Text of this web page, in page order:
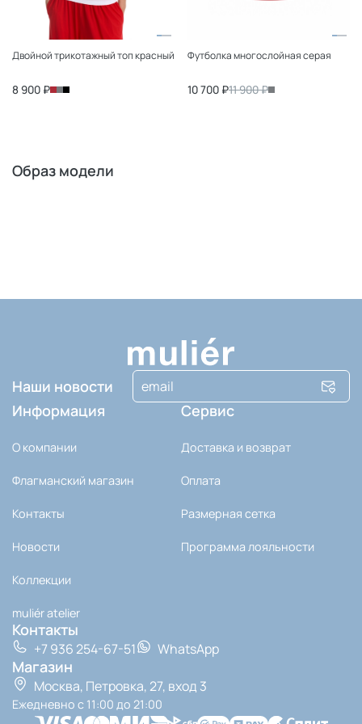
Двойной трикотажный топ красный
8 900 ₽
Футболка многослойная серая
10 700 ₽11 900 ₽
Образ модели
Наши новости
Информация
О компании
Флагманский магазин
Контакты
Новости
Коллекции
muli‎ér atelier
Сервис
Доставка и возврат
Оплата
Размерная сетка
Программа лояльности
Контакты
+7 936 254-67-51 WhatsApp
Магазин
Москва, Петровка, 27, вход 3
Ежедневно с 11:00 до 21:00